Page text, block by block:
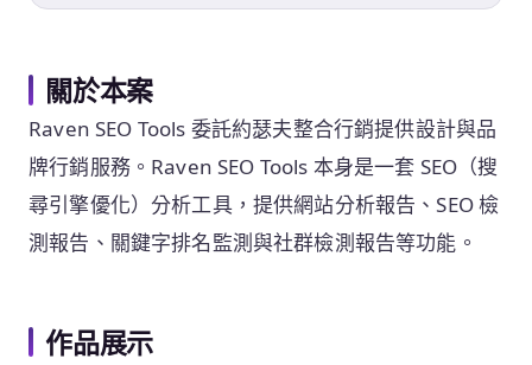
關於本案
Raven SEO Tools 委託約瑟夫整合行銷提供設計與品
牌行銷服務。Raven SEO Tools 本身是一套 SEO（搜
尋引擎優化）分析工具，提供網站分析報告、SEO 檢
測報告、關鍵字排名監測與社群檢測報告等功能。
作品展示